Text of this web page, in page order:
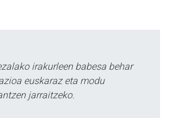
irakurleen babesa behar
euskaraz eta modu
jarraitzeko.